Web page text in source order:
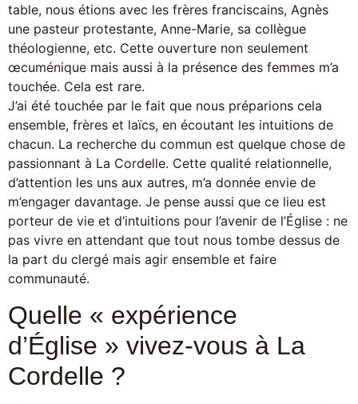
table, nous étions avec les frères franciscains, Agnès
une pasteur protestante, Anne-Marie, sa collègue
théologienne, etc. Cette ouverture non seulement
œcuménique mais aussi à la présence des femmes m’a
touchée. Cela est rare.
J’ai été touchée par le fait que nous préparions cela
ensemble, frères et laïcs, en écoutant les intuitions de
chacun. La recherche du commun est quelque chose de
passionnant à La Cordelle. Cette qualité relationnelle,
d’attention les uns aux autres, m’a donnée envie de
m’engager davantage. Je pense aussi que ce lieu est
porteur de vie et d’intuitions pour l’avenir de l’Église : ne
pas vivre en attendant que tout nous tombe dessus de
la part du clergé mais agir ensemble et faire
communauté.
Quelle « expérience
d’Église » vivez-vous à La
Cordelle ?